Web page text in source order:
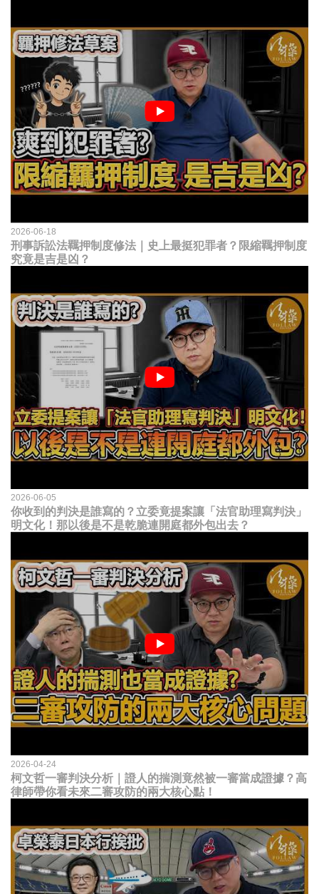
2026-06-18
刑事訴訟法羈押制度修法｜史上最挺犯罪者？限縮羈押制度
究竟是吉是凶？
2026-06-05
你收到的判決是誰寫的？立委竟提案讓「法官助理寫判決」
明文化！那以後是不是乾脆連開庭都外包出去？
2026-04-24
柯文哲一審判決分析｜證人的揣測竟然被一審當成證據？高
律師帶你看未來二審攻防的兩大核心點！